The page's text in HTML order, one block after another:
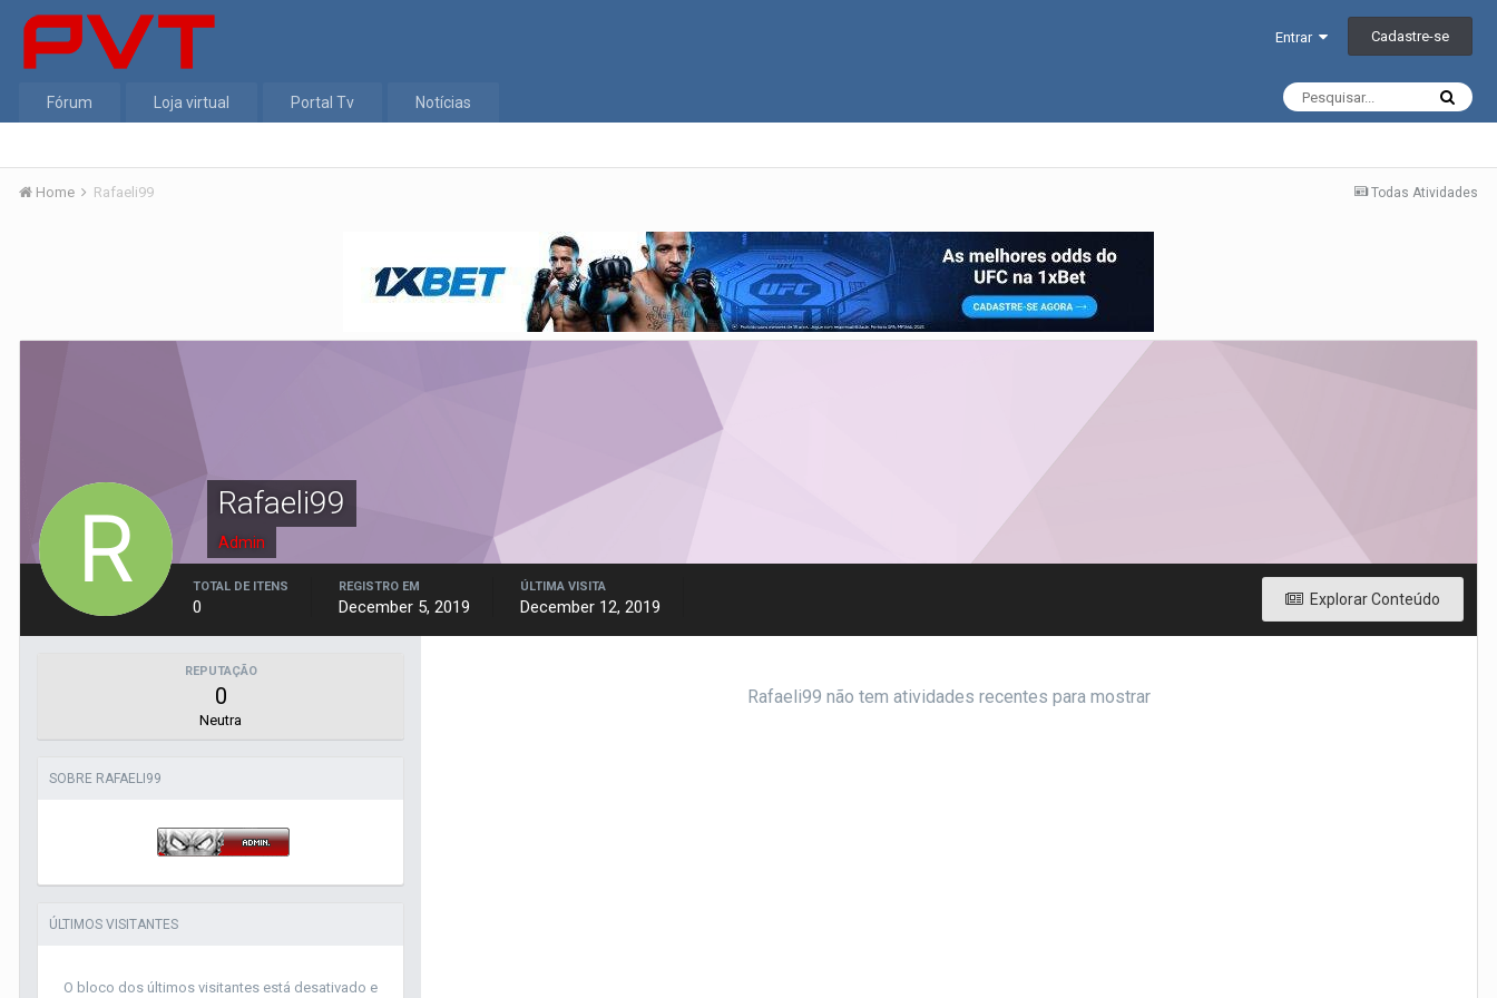
Entrar Cadastre-se
Fórum Loja virtual Portal Tv Notícias
Todas Atividades
Home Rafaeli99
Rafaeli99
Admin
Explorar Conteúdo
TOTAL DE ITENS
0
REGISTRO EM
December 5, 2019
ÚLTIMA VISITA
December 12, 2019
REPUTAÇÃO
0
Neutra
SOBRE RAFAELI99
ÚLTIMOS VISITANTES
O bloco dos últimos visitantes está desativado e
Rafaeli99 não tem atividades recentes para mostrar